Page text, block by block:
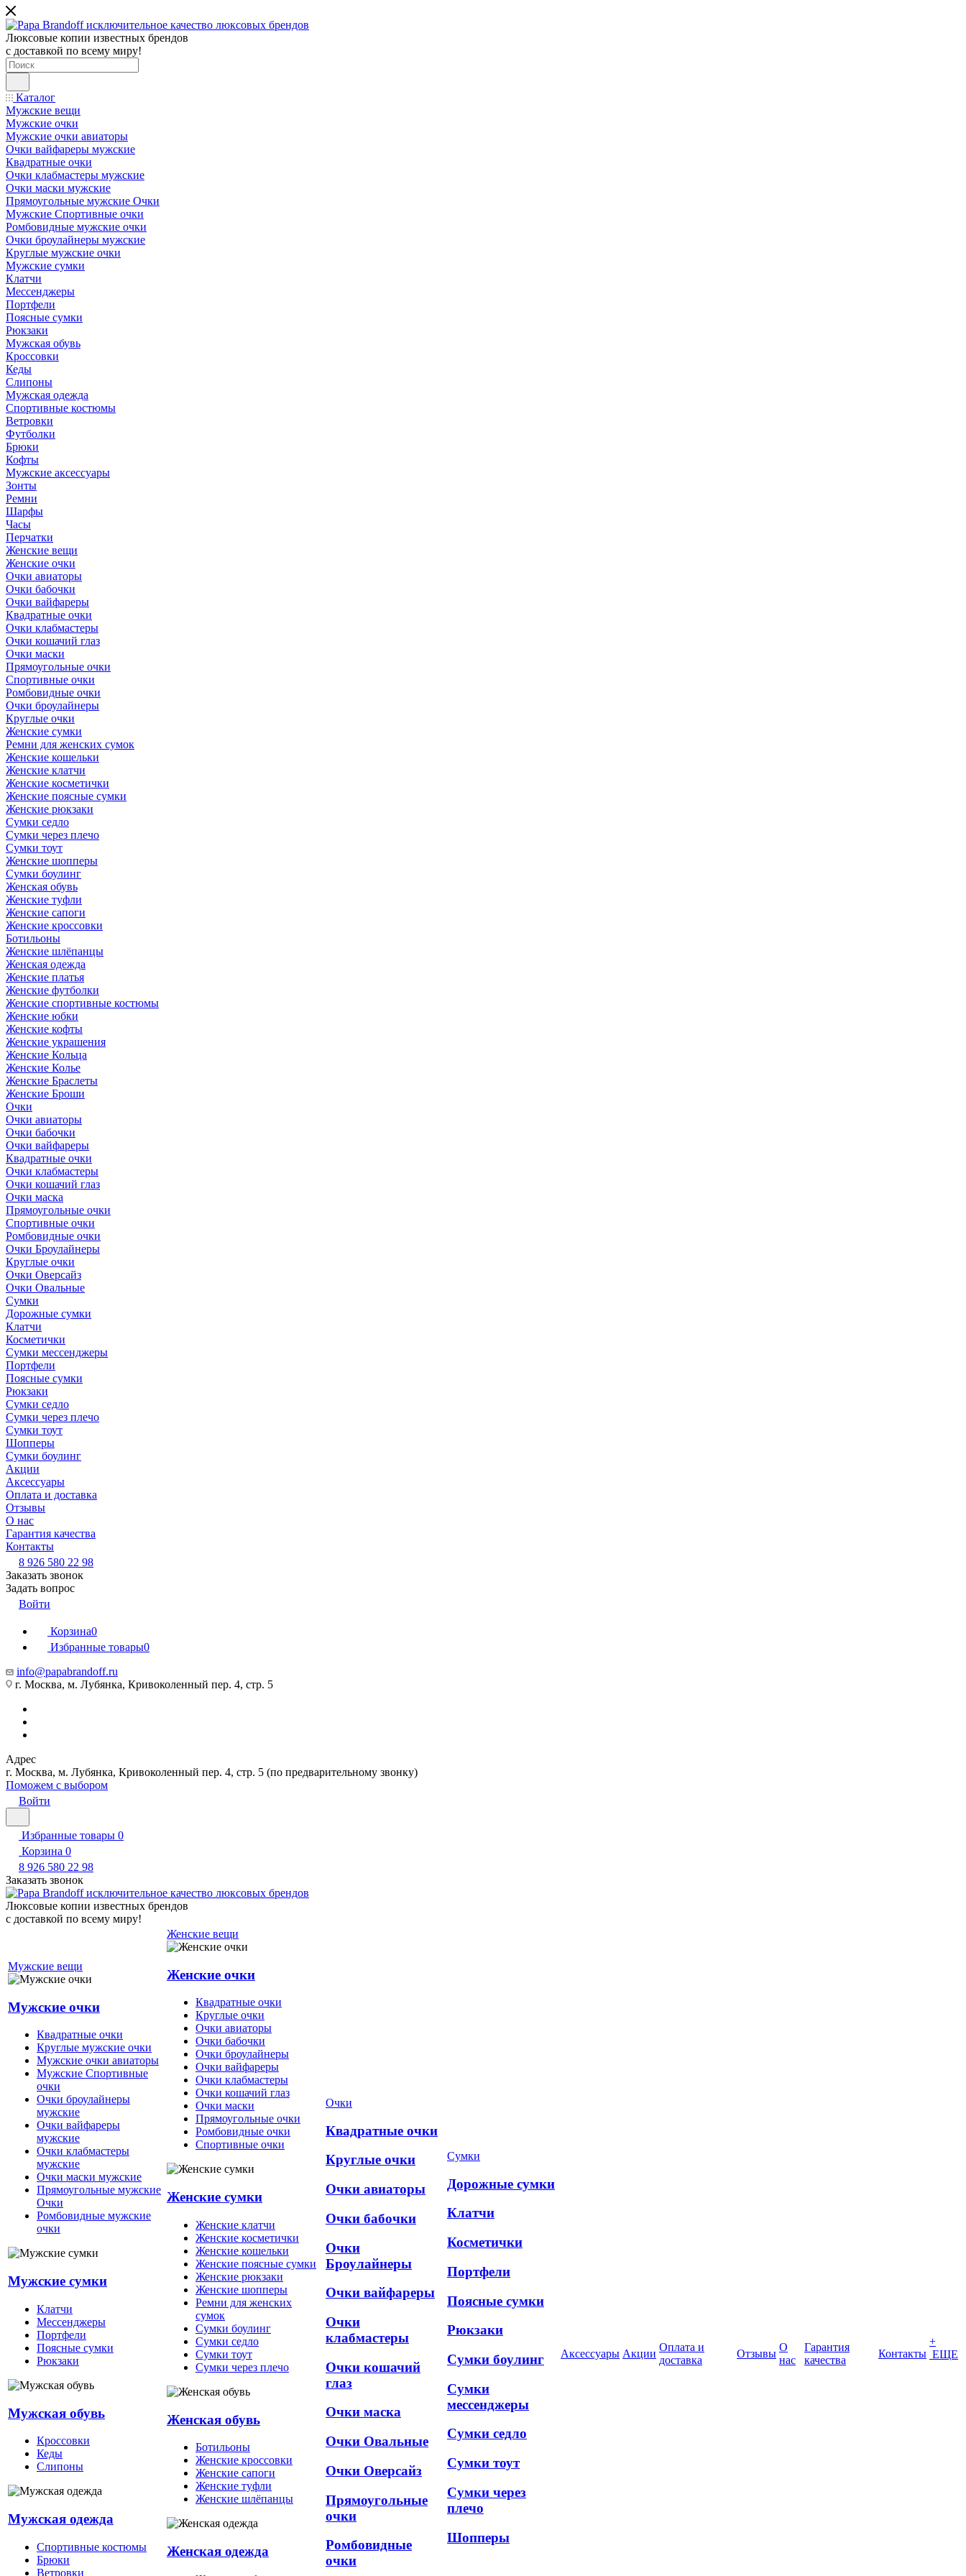
Люксовые копии известных брендов
с доставкой по всему миру!
Каталог
Мужские вещи
Мужские очки
Мужские очки авиаторы
Очки вайфареры мужские
Квадратные очки
Очки клабмастеры мужские
Очки маски мужские
Прямоугольные мужские Очки
Мужские Спортивные очки
Ромбовидные мужские очки
Очки броулайнеры мужские
Круглые мужские очки
Мужские сумки
Клатчи
Мессенджеры
Портфели
Поясные сумки
Рюкзаки
Мужская обувь
Кроссовки
Кеды
Слипоны
Мужская одежда
Спортивные костюмы
Ветровки
Футболки
Брюки
Кофты
Мужские аксессуары
Зонты
Ремни
Шарфы
Часы
Перчатки
Женские вещи
Женские очки
Очки авиаторы
Очки бабочки
Очки вайфареры
Квадратные очки
Очки клабмастеры
Очки кошачий глаз
Очки маски
Прямоугольные очки
Спортивные очки
Ромбовидные очки
Очки броулайнеры
Круглые очки
Женские сумки
Ремни для женских сумок
Женские кошельки
Женские клатчи
Женские косметички
Женские поясные сумки
Женские рюкзаки
Сумки седло
Сумки через плечо
Сумки тоут
Женские шопперы
Сумки боулинг
Женская обувь
Женские туфли
Женские сапоги
Женские кроссовки
Ботильоны
Женские шлёпанцы
Женская одежда
Женские платья
Женские футболки
Женские спортивные костюмы
Женские юбки
Женские кофты
Женские украшения
Женские Кольца
Женские Колье
Женские Браслеты
Женские Броши
Очки
Очки авиаторы
Очки бабочки
Очки вайфареры
Квадратные очки
Очки клабмастеры
Очки кошачий глаз
Очки маска
Прямоугольные очки
Спортивные очки
Ромбовидные очки
Очки Броулайнеры
Круглые очки
Очки Оверсайз
Очки Овальные
Сумки
Дорожные сумки
Клатчи
Косметички
Сумки мессенджеры
Портфели
Поясные сумки
Рюкзаки
Сумки седло
Сумки через плечо
Сумки тоут
Шопперы
Сумки боулинг
Акции
Аксессуары
Оплата и доставка
Отзывы
О нас
Гарантия качества
Контакты
8 926 580 22 98
Заказать звонок
Задать вопрос
Войти
Корзина0
Избранные товары0
info@papabrandoff.ru
г. Москва, м. Лубянка, Кривоколенный пер. 4, стр. 5
Адрес
г. Москва, м. Лубянка, Кривоколенный пер. 4, стр. 5 (по предварительному звонку)
Поможем с выбором
Войти
Избранные товары 0
Корзина 0
8 926 580 22 98
Заказать звонок
Люксовые копии известных брендов
с доставкой по всему миру!
Мужские вещи
Мужские очки
Квадратные очки
Круглые мужские очки
Мужские очки авиаторы
Мужские Спортивные
очки
Очки броулайнеры
мужские
Очки вайфареры
мужские
Очки клабмастеры
мужские
Очки маски мужские
Прямоугольные мужские
Очки
Ромбовидные мужские
очки
Мужские сумки
Клатчи
Мессенджеры
Портфели
Поясные сумки
Рюкзаки
Мужская обувь
Кроссовки
Кеды
Слипоны
Мужская одежда
Спортивные костюмы
Брюки
Ветровки
Женские вещи
Женские очки
Квадратные очки
Круглые очки
Очки авиаторы
Очки бабочки
Очки броулайнеры
Очки вайфареры
Очки клабмастеры
Очки кошачий глаз
Очки маски
Прямоугольные очки
Ромбовидные очки
Спортивные очки
Женские сумки
Женские клатчи
Женские косметички
Женские кошельки
Женские поясные сумки
Женские рюкзаки
Женские шопперы
Ремни для женских
сумок
Сумки боулинг
Сумки седло
Сумки тоут
Сумки через плечо
Женская обувь
Ботильоны
Женские кроссовки
Женские сапоги
Женские туфли
Женские шлёпанцы
Женская одежда
Очки
Квадратные очки
Круглые очки
Очки авиаторы
Очки бабочки
Очки
Броулайнеры
Очки вайфареры
Очки
клабмастеры
Очки кошачий
глаз
Очки маска
Очки Овальные
Очки Оверсайз
Прямоугольные
очки
Ромбовидные
очки
Сумки
Дорожные сумки
Клатчи
Косметички
Портфели
Поясные сумки
Рюкзаки
Сумки боулинг
Сумки
мессенджеры
Сумки седло
Сумки тоут
Сумки через
плечо
Шопперы
Аксессуары Акции
Оплата и
доставка
Отзывы
О
нас
Гарантия
качества
Контакты
+
ЕЩЕ